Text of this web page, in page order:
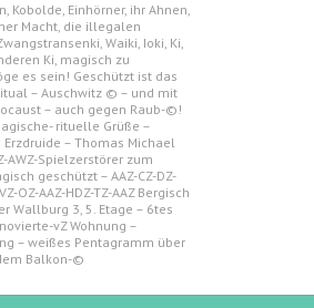
Kobolde, Einhörner, ihr Ahnen,
Macht, die illegalen
Waiki, Ioki, Ki,
Ki, magisch zu
es sein! Geschützt ist das
– Auschwitz © – und mit
– auch gegen Raub-©!
rituelle Grüße –
– Thomas Michael
AWZ-Spielzerstörer zum
geschützt – AAZ-CZ-DZ-
OZ-AAZ-HDZ-TZ-AAZ Bergisch
Wallburg 3, 5. Etage – 6tes
vZ Wohnung –
– weißes Pentagramm über
Balkon-©